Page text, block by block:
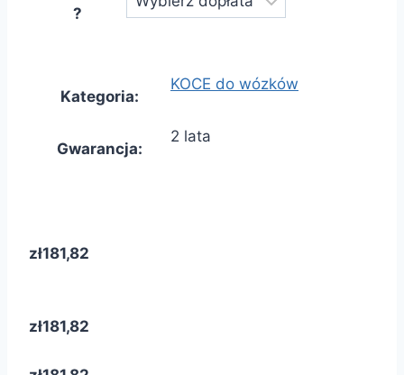
?
Kategoria:
KOCE do wózków
Gwarancja:
2 lata
zł181,82
zł181,82